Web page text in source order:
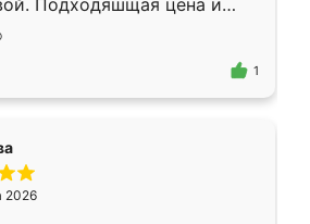
Подходяшщая цена и
изготовления. Приехавший
Владислав
эскизу самый
1
2026